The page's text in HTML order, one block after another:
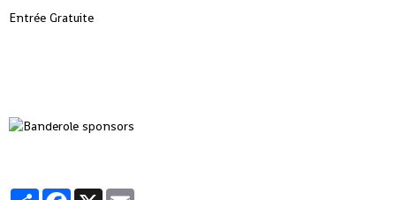
Entrée Gratuite
PartagerFacebook
X